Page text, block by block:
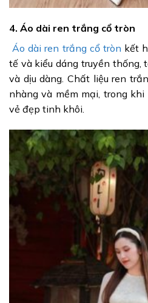
4. Áo dài ren trắng cổ tròn
Áo dài ren trắng cổ tròn kết
tế và kiểu dáng truyền thống,
và dịu dàng. Chất liệu ren
nhàng và mềm mại, trong
vẻ đẹp tinh khôi.